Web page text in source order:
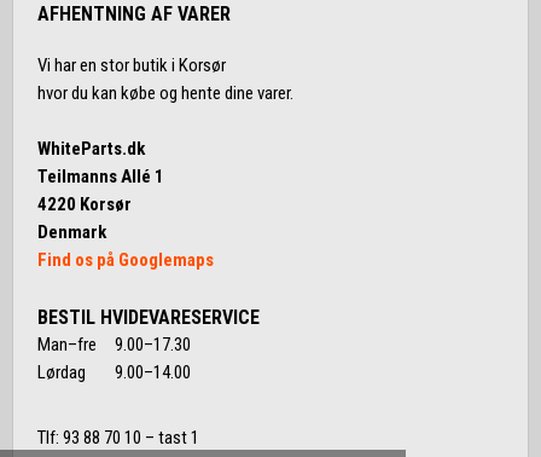
AFHENTNING AF VARER
Vi har en stor butik i Korsør
hvor du kan købe og hente dine varer.
WhiteParts.dk
Teilmanns Allé 1
4220 Korsør
Denmark
Find os på Googlemaps
BESTIL HVIDEVARESERVICE
Man–fre 9.00–17.30
Lørdag 9.00–14.00
Tlf: 93 88 70 10 – tast 1